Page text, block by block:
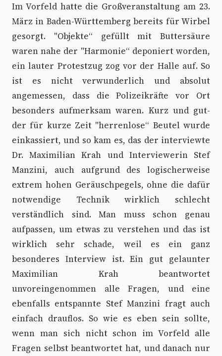
Im Vorfeld hatte die Großveranstaltung am 23.
März in Baden-Württemberg bereits für Wirbel
gesorgt. "Objekte“ gefüllt mit Buttersäure
waren nahe der "Harmonie“ deponiert worden,
ein lauter Protestzug zog vor der Halle auf. So
ist es nicht verwunderlich und absolut
angemessen, dass die Polizeikräfte vor Ort
besonders aufmerksam waren. Kurz und gut-
der für kurze Zeit "herrenlose“ Beutel wurde
einkassiert, und so kam es, das der interviewte
Dr. Maximilian Krah und Interviewerin Stef
Manzini, auch aufgrund des logischerweise
extrem hohen Geräuschpegels, ohne die dafür
notwendige Technik wirklich schlecht
verständlich sind. Man muss schon genau
aufpassen, um etwas zu verstehen und das ist
wirklich sehr schade, weil es ein ganz
besonderes Interview ist. Ein gut gelaunter
Maximilian Krah beantwortet
unvoreingenommen alle Fragen, und eine
ebenfalls entspannte Stef Manzini fragt auch
einfach drauflos. So wie es eben sein sollte,
wenn man sich nicht schon im Vorfeld alle
Fragen selbst beantwortet hat, und danach nur